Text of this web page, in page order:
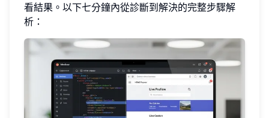
看結果。以下七分鐘內從診斷到解決的完整步驟解
析：